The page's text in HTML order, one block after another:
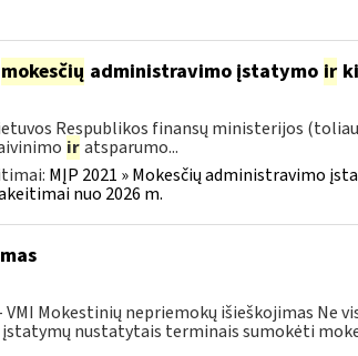
mokesčių administravimo įstatymo ir
Respublikos finansų ministerijos
ir atsparumo...
MĮP 2021 » Mokesčių administravimo
nuo 2026 m.
Mokestinių nepriemokų išieškojimas Ne
nustatytais terminais sumokėti